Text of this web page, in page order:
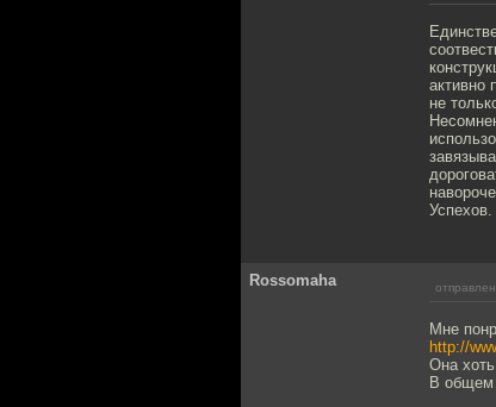
активно
не
Успехов.
Rossomaha
Мне
http://
Она
В общем